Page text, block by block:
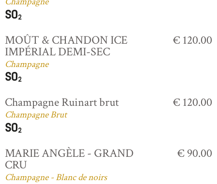
MOÛT & CHANDON ICE
IMPÉRIAL DEMI-SEC
Champagne
€ 120.00
Champagne Ruinart brut
Champagne Brut
€ 120.00
MARIE ANGÈLE - GRAND
CRU
Champagne - Blanc de noirs
€ 90.00